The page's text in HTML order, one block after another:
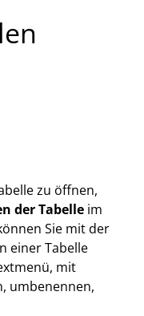
zu öffnen,
der Tabelle im
Sie mit der
einer Tabelle
mit
umbenennen,